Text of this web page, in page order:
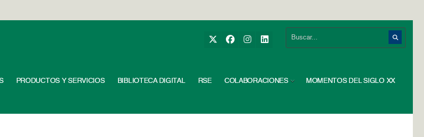
PRODUCTOS Y SERVICIOS BIBLIOTECA DIGITAL RSE COLABORACIONES MOMENTOS DEL SIGLO XX